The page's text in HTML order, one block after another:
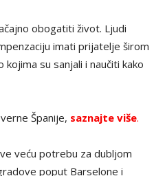
obogatiti život. Ljudi
imati prijatelje širom
su sanjali i naučiti kako
Španije, saznajte više.
veću potrebu za dubljom
poput Barselone i